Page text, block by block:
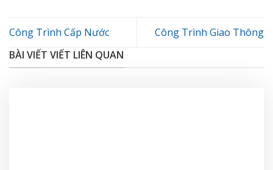
Công Trình Cấp Nước
Công Trình Giao Thông
BÀI VIẾT VIẾT LIÊN QUAN